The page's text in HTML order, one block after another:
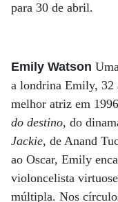
para 30 de abril.
Emily Watson
a londrina Emily, 32
melhor atriz em
do destino, do
Jackie, de Anand
ao Oscar, Emily
violoncelista
múltipla. Nos